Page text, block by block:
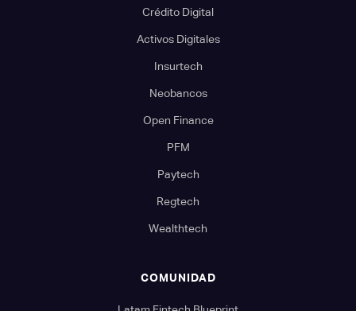
Crédito Digital
Activos Digitales
Insurtech
Neobancos
Open Finance
PFM
Paytech
Regtech
Wealthtech
COMUNIDAD